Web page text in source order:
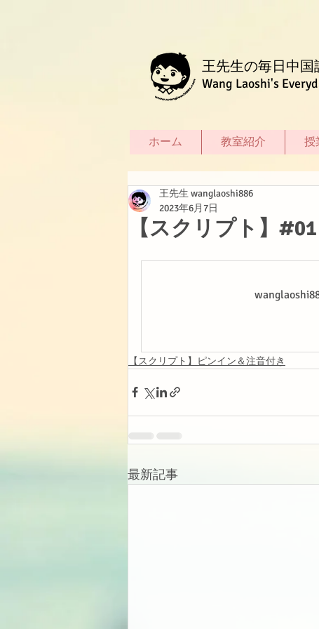
王先生の毎日中国
Wang Laoshi's
ホーム 教室紹介 授
【スクリプト】
王先生 wanglaoshi886
2023年6月7日
【スクリプト】ピンイン＆注音付き
最新記事